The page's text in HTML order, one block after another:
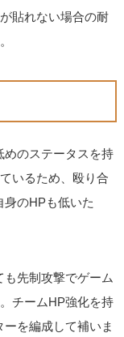
貼れない場合の耐
めのステータスを持
いるため、殴り合
のHPも低いた
先制攻撃でゲーム
チームHP強化を持
を編成して補いま